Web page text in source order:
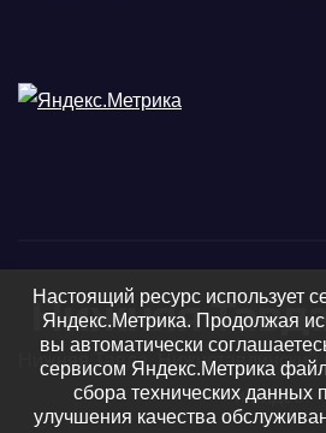
Нижняя
Нижняя Тавда, Нижнетавдинский
и видео
Настоящий ресурс использует
Яндекс.Метрика. Продолжая
вы автоматически
сервисом Яндекс.Метрика
сбора технических данных
улучшения качества